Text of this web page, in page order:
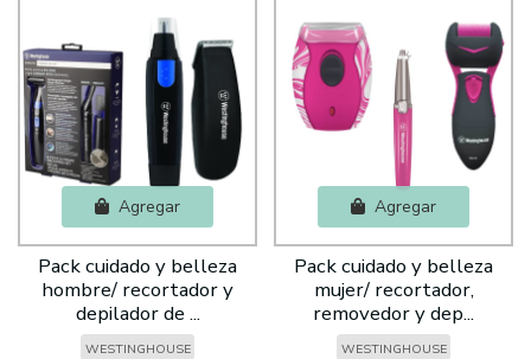
Agregar
Pack cuidado y belleza
hombre/ recortador y
depilador de ...
WESTINGHOUSE
Agregar
Pack cuidado y belleza
mujer/ recortador,
removedor y dep...
WESTINGHOUSE